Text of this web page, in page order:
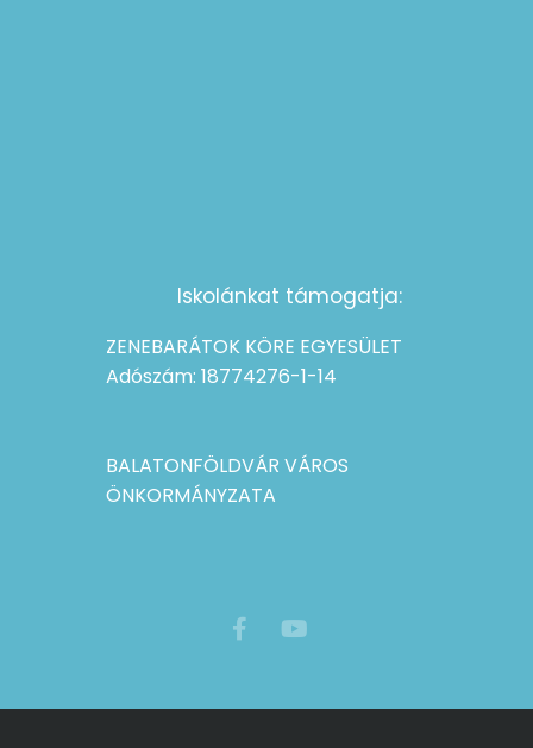
Iskolánkat támogatja:
ZENEBARÁTOK KÖRE EGYESÜLET
Adószám: 18774276-1-14
BALATONFÖLDVÁR VÁROS
ÖNKORMÁNYZATA